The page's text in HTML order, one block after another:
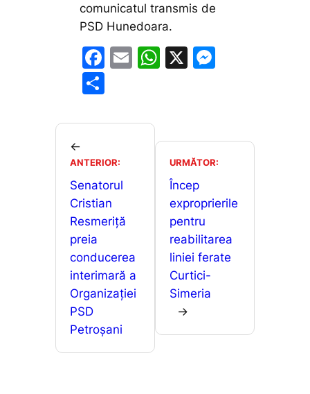
comunicatul transmis de
PSD Hunedoara.
F
e
o
o
k
E
l
W
A
p
p
X
e
n
er
ta
a
z
ă
←
ANTERIOR:
Senatorul
Cristian
Resmeriță
preia
conducerea
interimară a
Organizației
PSD
Petroșani
URMĂTOR:
Încep
exproprierile
pentru
reabilitarea
liniei ferate
Curtici-
Simeria
→